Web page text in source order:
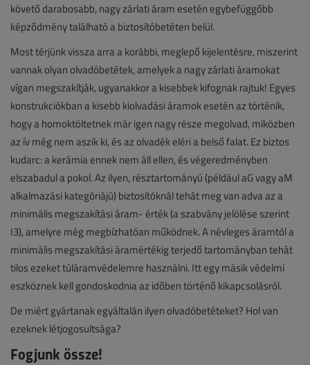
követő darabosabb, nagy zárlati áram esetén egybefüggőbb
képződmény található a biztosítóbetéten belül.
Most térjünk vissza arra a korábbi, meglepő kijelentésre, miszerint
vannak olyan olvadóbetétek, amelyek a nagy zárlati áramokat
vígan megszakítják, ugyanakkor a kisebbek kifognak rajtuk! Egyes
konstrukciókban a kisebb kiolvadási áramok esetén az történik,
hogy a homoktöltetnek már igen nagy része megolvad, miközben
az ív még nem aszik ki, és az olvadék eléri a belső falat. Ez biztos
kudarc: a kerámia ennek nem áll ellen, és végeredményben
elszabadul a pokol. Az ilyen, résztartományú (például aG vagy aM
alkalmazási kategóriájú) biztosítóknál tehát meg van adva az a
minimális megszakítási áram- érték (a szabvány jelölése szerint
I3), amelyre még megbízhatóan működnek. A névleges áramtól a
minimális megszakítási áramértékig terjedő tartományban tehát
tilos ezeket túláramvédelemre használni. Itt egy másik védelmi
eszköznek kell gondoskodnia az időben történő kikapcsolásról.
De miért gyártanak egyáltalán ilyen olvadóbetéteket? Hol van
ezeknek létjogosultsága?
Fogjunk össze!